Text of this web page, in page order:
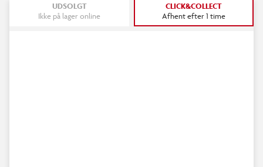
UDSOLGT
Ikke på lager online
CLICK&COLLECT
Afhent efter 1 time